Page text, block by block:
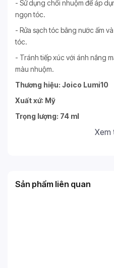
- Sử dụng chổi nhuộm để áp
ngọn tóc.
- Rửa sạch tóc bằng nước ấm
tóc.
- Tránh tiếp xúc với ánh nắng
màu nhuộm.
Thương hiệu: Joico Lumi10
Xuất xứ: Mỹ
Trọng lượng: 74 ml
Xem
Sản phẩm liên quan